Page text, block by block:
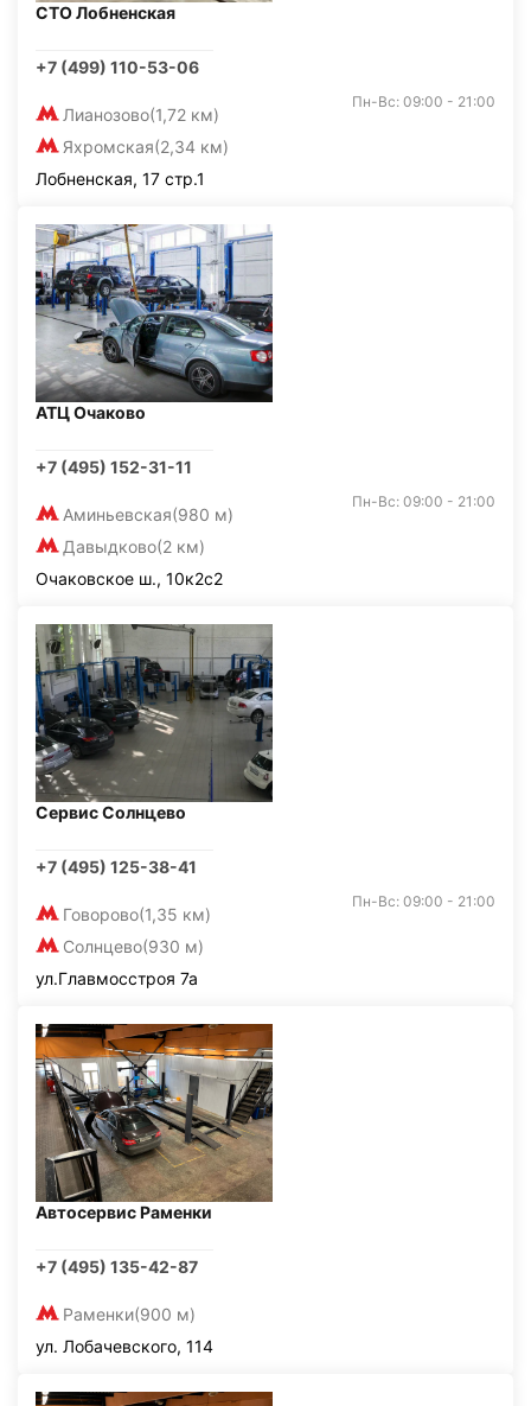
СТО Лобненская
+7 (499) 110-53-06
Лианозово(1,72 км)
Яхромская(2,34 км)
Пн-Вс: 09:00 - 21:00
Лобненская, 17 стр.1
АТЦ Очаково
+7 (495) 152-31-11
Аминьевская(980 м)
Давыдково(2 км)
Пн-Вс: 09:00 - 21:00
Очаковское ш., 10к2с2
Сервис Солнцево
+7 (495) 125-38-41
Говорово(1,35 км)
Солнцево(930 м)
Пн-Вс: 09:00 - 21:00
ул.Главмосстроя 7а
Автосервис Раменки
+7 (495) 135-42-87
Раменки(900 м)
ул. Лобачевского, 114